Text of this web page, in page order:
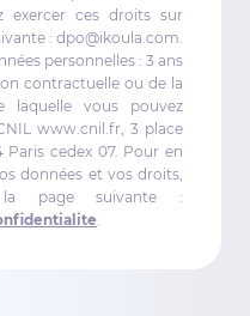
exercer ces droits sur
: dpo@ikoula.com.
personnelles : 3 ans
contractuelle ou de la
laquelle vous pouvez
www.cnil.fr, 3 place
Paris cedex 07. Pour en
données et vos droits,
la page suivante :
.